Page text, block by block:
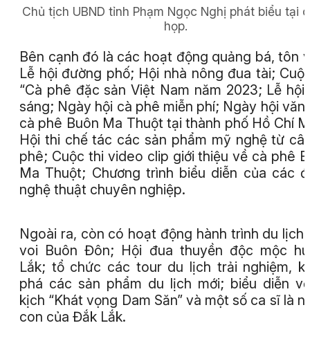
Chủ tịch UBND tỉnh Phạm Ngọc Nghị phát biểu tại
họp.
Bên cạnh đó là các hoạt động quảng bá, tôn
Lễ hội đường phố; Hội nhà nông đua tài;
“Cà phê đặc sản Việt Nam năm 2023; Lễ hội
sáng; Ngày hội cà phê miễn phí; Ngày hội văn
cà phê Buôn Ma Thuột tại thành phố Hồ Chí
Hội thi chế tác các sản phẩm mỹ nghệ từ
phê; Cuộc thi video clip giới thiệu về cà phê
Ma Thuột; Chương trình biểu diễn của các
nghệ thuật chuyên nghiệp.
Ngoài ra, còn có hoạt động hành trình du
voi Buôn Đôn; Hội đua thuyền độc mộc
Lắk; tổ chức các tour du lịch trải nghiệm,
phá các sản phẩm du lịch mới; biểu diễn
kịch “Khát vọng Dam Săn” và một số ca sĩ là
con của Đắk Lắk.